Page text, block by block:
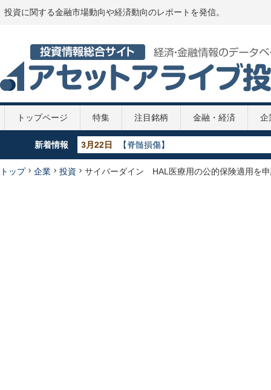
投資に関する金融市場動向や経済動向のレポートを発信。
トップページ 特集 注目銘柄 金融・経済 企
新着情報 5月29日
【GDP】各国のGDP推移 2020年
5月29日
【政策金利推移】2020年
5月29日
【新型コロナ】第2次補正予算案
トップ 企業 投資 サイバーダイン HAL医療用の公的保険適用を